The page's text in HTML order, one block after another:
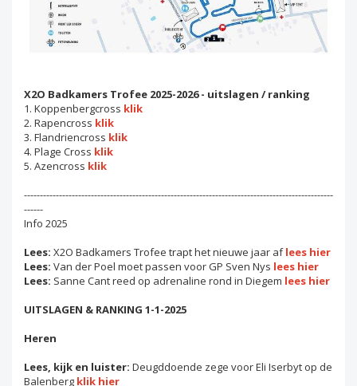
X2O Badkamers Trofee 2025-2026 - uitslagen / ranking
1. Koppenbergcross klik
2. Rapencross klik
3. Flandriencross klik
4. Plage Cross klik
5. Azencross klik
-------------------------------------------------------------------------------------------------
------
Info 2025
Lees: X2O Badkamers Trofee trapt het nieuwe jaar aflees hier
Lees: Van der Poel moet passen voor GP Sven Nys lees hier
Lees: Sanne Cant reed op adrenaline rond in Diegem lees hier
UITSLAGEN & RANKING 1-1-2025
Heren
Lees, kijk en luister: Deugddoende zege voor Eli Iserbyt op de
Balenberg klik hier